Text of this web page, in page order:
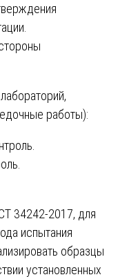
работы):
34242-2017, для
испытания
образцы
установленных